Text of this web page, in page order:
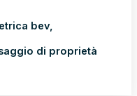
bev,
di proprietà